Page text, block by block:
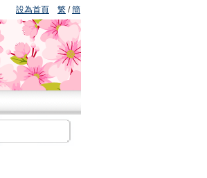
設為首頁 繁 /簡